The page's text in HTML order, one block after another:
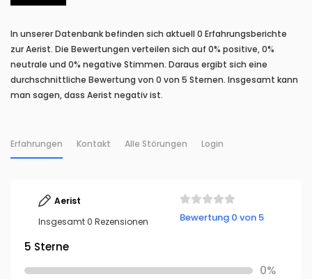
In unserer Datenbank befinden sich aktuell 0 Erfahrungsberichte
zur Aerist. Die Bewertungen verteilen sich auf 0% positive, 0%
neutrale und 0% negative Stimmen. Daraus ergibt sich eine
durchschnittliche Bewertung von 0 von 5 Sternen. Insgesamt kann
man sagen, dass Aerist negativ ist.
Erfahrungen Kontakt Alle Störungen Login
Aerist
Insgesamt 0 Rezensionen
Bewertung 0 von 5
5 Sterne
0%